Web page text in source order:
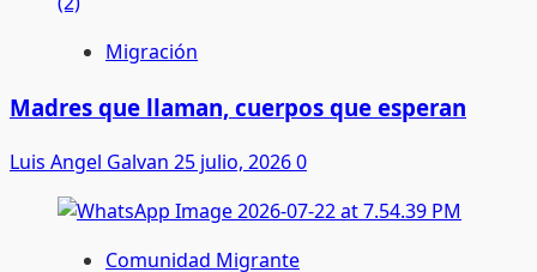
Migración
Madres que llaman, cuerpos que esperan
Luis Angel Galvan 25 julio, 20260
Comunidad Migrante